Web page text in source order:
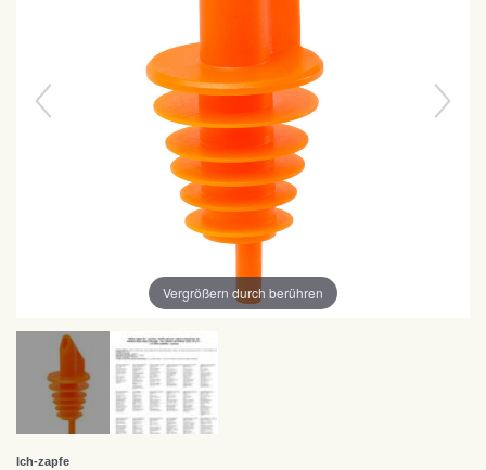
Vergrößern durch berühren
Ich-zapfe